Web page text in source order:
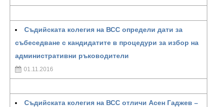
Съдийската колегия на ВСС определи дати за
събеседване с кандидатите в процедури за избор на
административни ръководители
01.11.2016
Съдийската колегия на ВСС отличи Асен Гаджев –